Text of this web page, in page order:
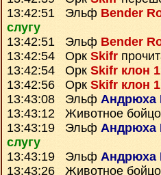
13:42:51 Эльф Bender
слугу
13:42:51 Эльф Bender
13:42:54 Орк Skifr
13:42:54 Орк Skifr клон 1
13:42:56 Орк Skifr клон 1
13:43:08 Эльф Андрюха
13:43:12 Животное
13:43:19 Эльф Андрюха
слугу
13:43:19 Эльф Андрюха
13:43:26 Животное